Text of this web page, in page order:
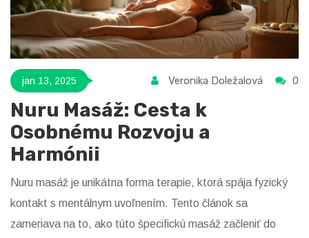
jan 13, 2025 Veronika Doležalová 0
Nuru Masáž: Cesta k
Osobnému Rozvoju a
Harmónii
Nuru masáž je unikátna forma terapie, ktorá spája fyzický
kontakt s mentálnym uvoľnením. Tento článok sa
zameriava na to, ako túto špecifickú masáž začleniť do